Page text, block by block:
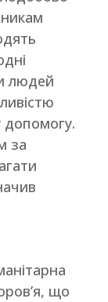
людей
за
що